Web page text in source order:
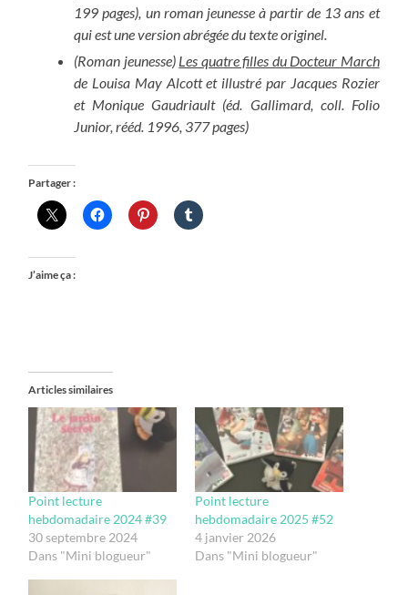
199 pages), un roman jeunesse à partir de 13 ans et
qui est une version abrégée du texte originel.
(Roman jeunesse) Les quatre filles du Docteur March
de Louisa May Alcott et illustré par Jacques Rozier
et Monique Gaudriault (éd. Gallimard, coll. Folio
Junior, rééd. 1996, 377 pages)
Partager :
J’aime ça :
Articles similaires
Point lecture
hebdomadaire 2024 #39
30 septembre 2024
Dans "Mini blogueur"
Point lecture
hebdomadaire 2025 #52
4 janvier 2026
Dans "Mini blogueur"